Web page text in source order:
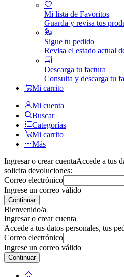
Mi lista de Favoritos
Guarda y revisa tus
Sigue tu pedido
Revisa el estado actual
Descarga tu factura
Consulta y descarga tu
Mi carrito
Mi cuenta
Buscar
Categorías
Mi carrito
Más
Ingresar o crear cuentaAccede a tus
solicita devoluciones:
Correo electrónico
Ingrese un correo válido
Continuar
Bienvenido/a
Ingresar o crear cuenta
Accede a tus datos personales, tus
Correo electrónico
Ingrese un correo válido
Continuar